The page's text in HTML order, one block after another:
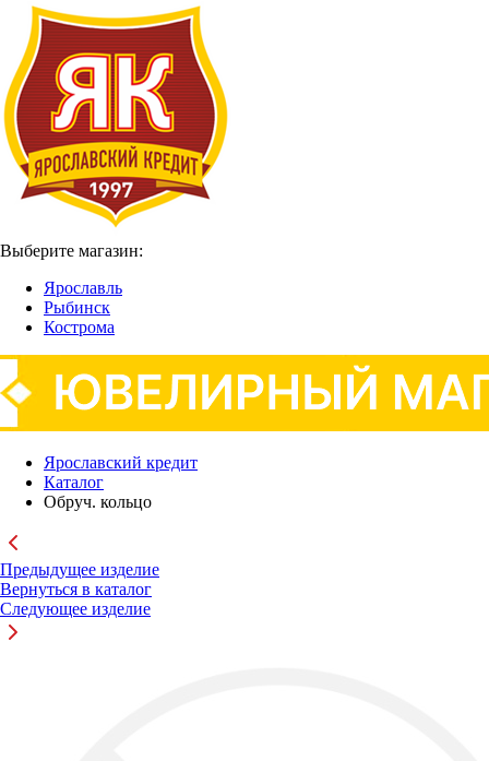
Выберите магазин:
Ярославль
Рыбинск
Кострома
Ярославский кредит
Каталог
Обруч. кольцо
Предыдущее изделие
Вернуться в каталог
Следующее изделие